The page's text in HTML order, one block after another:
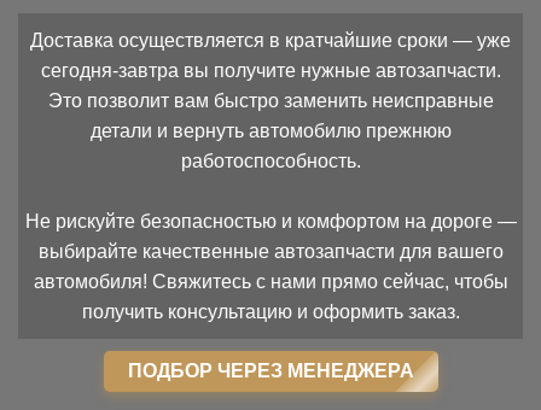
Доставка осуществляется в кратчайшие сроки — уже
сегодня-завтра вы получите нужные автозапчасти.
Это позволит вам быстро заменить неисправные
детали и вернуть автомобилю прежнюю
работоспособность.
Не рискуйте безопасностью и комфортом на дороге —
выбирайте качественные автозапчасти для вашего
автомобиля! Свяжитесь с нами прямо сейчас, чтобы
получить консультацию и оформить заказ.
ПОДБОР ЧЕРЕЗ МЕНЕДЖЕРА